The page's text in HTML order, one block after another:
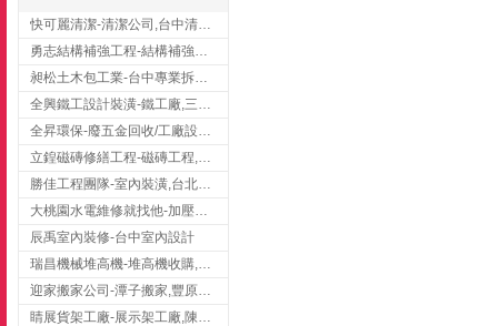
快可麗清潔-清潔公司,台中清潔公司,台中居家清潔
勇志結構補強工程-結構補強工程 ,桃園結構補強工程,龍潭結構補強工程
昶松土木包工業-台中專業拆除工程/挖土機出租
全興鐵工設計裝潢-鐵工廠,三峽鐵工廠,台北鐵工廠
全昇環保-廢五金回收/工廠設備收購/機械設備回收/高價收購廠房設備
立鍠磁磚修繕工程-磁磚工程,磁磚修補,新竹磁磚工程
勝佳工程團隊-室內裝潢,台北房屋裝修,三重室內裝修
大桃園水電維修就找他-加壓馬達,抽水馬達,桃園水電行,中壢水電
辰禹室內裝修-台中室內設計
瑞昌機械堆高機-堆高機收購,新北市堆高機,桃園堆高機
迎家搬家公司-潭子搬家,豐原搬家,大雅搬家,大甲搬家,台中推薦搬家,台中搬家
睛展貨架工廠-展示架工廠,陳列架,台中展示架工廠